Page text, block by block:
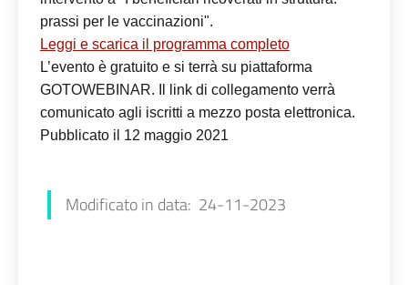
prassi per le vaccinazioni".
Leggi e scarica il programma completo
L’evento è gratuito e si terrà su piattaforma
GOTOWEBINAR. Il link di collegamento verrà
comunicato agli iscritti a mezzo posta elettronica.
Pubblicato il 12 maggio 2021
Modificato in data: 24-11-2023